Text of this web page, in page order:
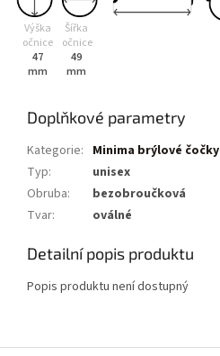
Výška
očnice
47
mm
Šířka
očnice
49
mm
Doplňkové parametry
Kategorie: Minima brýlové čočky
Typ:
unisex
Obruba:
bezobroučková
Tvar: oválné
Detailní popis produktu
Popis produktu není dostupný